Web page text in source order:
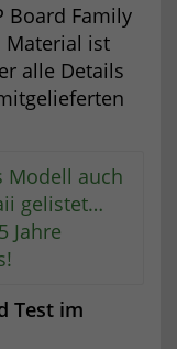
Board Family
Material ist
alle Details
Modell auch
gelistet…
Jahre
Test im